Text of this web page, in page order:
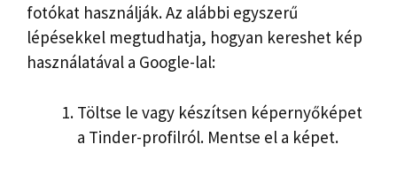
fotókat használják. Az alábbi egyszerű
lépésekkel megtudhatja, hogyan kereshet kép
használatával a Google-lal:
Töltse le vagy készítsen képernyőképet
a Tinder-profilról. Mentse el a képet.